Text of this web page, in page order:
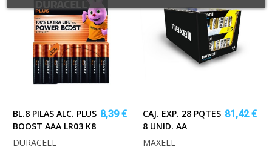
BL.8 PILAS ALC. PLUS
BOOST AAA LR03 K8
8,39 €
DURACELL
CAJ. EXP. 28 PQTES
8 UNID. AA
81,42 €
MAXELL